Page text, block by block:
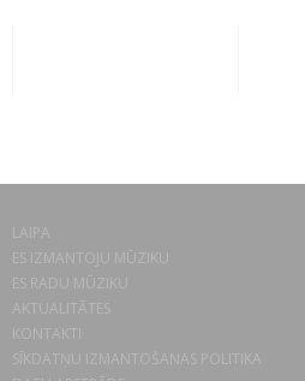
LAIPA
ES IZMANTOJU MŪZIKU
ES RADU MŪZIKU
AKTUALITĀTES
KONTAKTI
SĪKDATŅU IZMANTOŠANAS POLITIKA